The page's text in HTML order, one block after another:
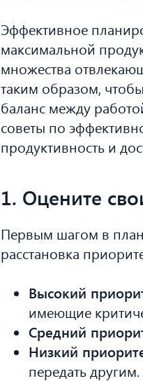
Эффективное
максимальной
множества
таким образом,
баланс между
советы по
продуктивность и
1. Оцените
Первым шагом в
расстановка
Высокий
имеющие
Средний
Низкий
передать другим.